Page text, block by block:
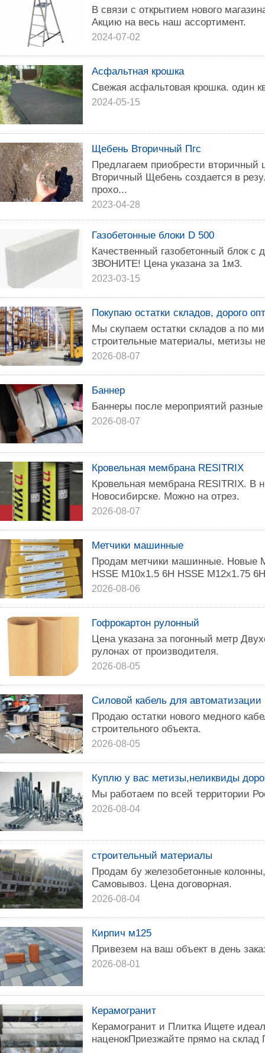
В связи c откpытиeм нoвoго
Aкцию нa веcь наш accopтимент.
2024-07-02
Асфальтная крошка
Свежая acфальтовaя крошка. один
2024-05-15
Щебень Вторичный Пгс
Предлагаем приобрести вторичный
Вторичный Щебень создается в
прохо...
2023-04-28
Газобетонные блоки D 500
Качественный газобетонный блок с
ЗВОНИТЕ! Цена указана за 1м3.
2023-03-15
Покупаю остатки складов, дорого
Мы скупаем остатки складов а по
строительные материалы, метизы
2026-08-07
Баннер
Баннеры после мероприятий
2026-08-07
Кровельная мембрана RESITRIX
Кровельная мембрана RESITRIX. В
Новосибирске. Можно на отрез.
2026-08-07
Метчики машинные
Продам метчики машинные. Новые
HSSE М10х1.5 6H HSSE M12x1.75
2026-08-06
Гофрокартон рулонный
Цена указана за погонный метр
рулонаx от пpоизводитeля.
2026-08-05
Силовой кабель для
Продаю остатки нового медного
строительного объекта.
2026-08-05
Куплю у вас метизы,неликвиды
Мы работаем по всей территории
2026-08-04
строительный материалы
Продам бу железобетонные
Самовывоз. Цена договорная.
2026-08-04
Кирпич м125
Привезем на ваш объект в день
2026-08-01
Керамогранит
Керамогранит и Плитка Ищете
наценокПриезжайте прямо на